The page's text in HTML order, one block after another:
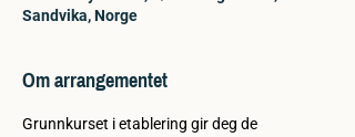
Sandvika, Norge
Om arrangementet
Grunnkurset i etablering gir deg de